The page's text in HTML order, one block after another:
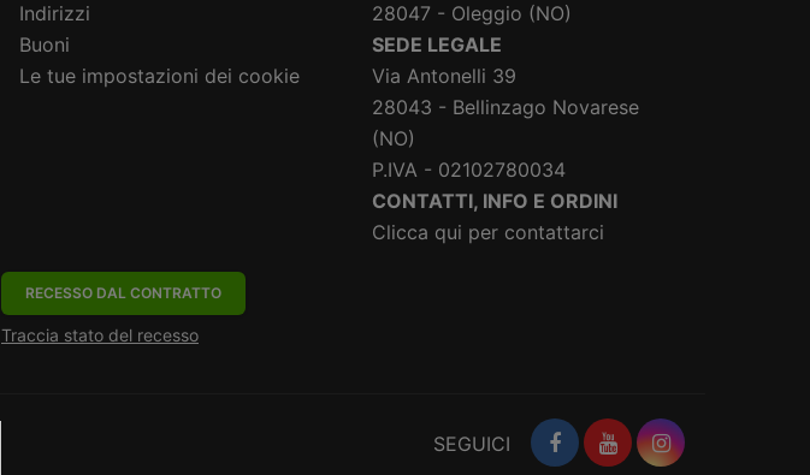
Indirizzi
Buoni
Le tue impostazioni dei cookie
28047 - Oleggio (NO)
SEDE LEGALE
Via Antonelli 39
28043 - Bellinzago Novarese
(NO)
P.IVA - 02102780034
CONTATTI, INFO E ORDINI
Clicca qui per contattarci
RECESSO DAL CONTRATTO
Traccia stato del recesso
SEGUICI